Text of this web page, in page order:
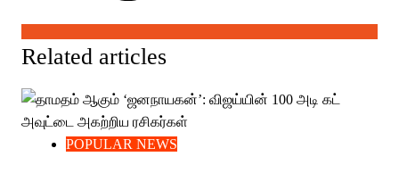
Related articles
POPULAR NEWS